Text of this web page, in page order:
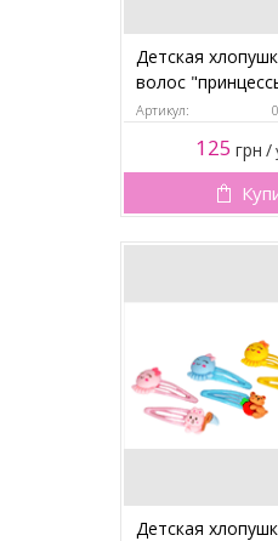
Детская
волос
Артикул:
125 грн /
Детская